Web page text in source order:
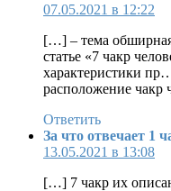
07.05.2021 в 12:22
[…] – тема
статье «7 чакр
характеристики
расположение
Ответить
За что отвечает 1
13.05.2021 в 13:08
[…] 7 чакр их